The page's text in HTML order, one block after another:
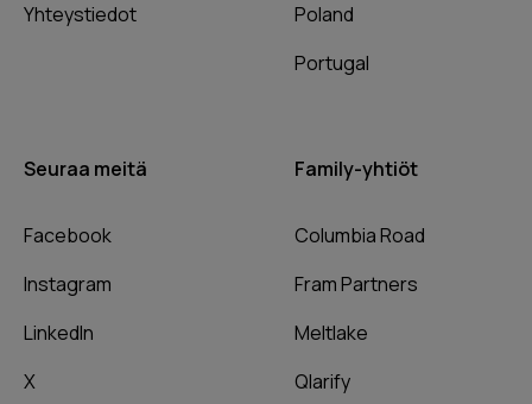
Yhteystiedot
Poland
Portugal
Seuraa meitä
Facebook
Instagram
LinkedIn
X
Family-yhtiöt
Columbia Road
Fram Partners
Meltlake
Qlarify